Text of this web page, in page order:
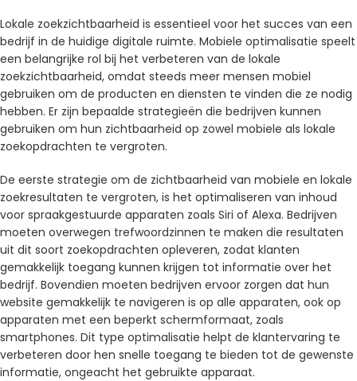
Lokale zoekzichtbaarheid is essentieel voor het succes van een
bedrijf in de huidige digitale ruimte. Mobiele optimalisatie speelt
een belangrijke rol bij het verbeteren van de lokale
zoekzichtbaarheid, omdat steeds meer mensen mobiel
gebruiken om de producten en diensten te vinden die ze nodig
hebben. Er zijn bepaalde strategieën die bedrijven kunnen
gebruiken om hun zichtbaarheid op zowel mobiele als lokale
zoekopdrachten te vergroten.
De eerste strategie om de zichtbaarheid van mobiele en lokale
zoekresultaten te vergroten, is het optimaliseren van inhoud
voor spraakgestuurde apparaten zoals Siri of Alexa. Bedrijven
moeten overwegen trefwoordzinnen te maken die resultaten
uit dit soort zoekopdrachten opleveren, zodat klanten
gemakkelijk toegang kunnen krijgen tot informatie over het
bedrijf. Bovendien moeten bedrijven ervoor zorgen dat hun
website gemakkelijk te navigeren is op alle apparaten, ook op
apparaten met een beperkt schermformaat, zoals
smartphones. Dit type optimalisatie helpt de klantervaring te
verbeteren door hen snelle toegang te bieden tot de gewenste
informatie, ongeacht het gebruikte apparaat.